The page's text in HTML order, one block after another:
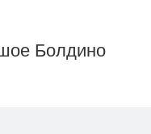
Болдино